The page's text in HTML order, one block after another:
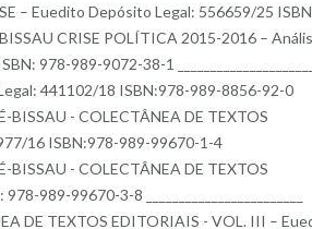
– Euedito Depósito Legal: 556659/25
BISSAU CRISE POLÍTICA 2015-2016 –
989-9072-38-1
441102/18 ISBN:978-989-8856-92-0
BISSAU - COLECTÂNEA DE TEXTOS
16 ISBN:978-989-99670-1-4
BISSAU - COLECTÂNEA DE TEXTOS
99670-3-8 ________________________
DE TEXTOS EDITORIAIS - VOL. III –